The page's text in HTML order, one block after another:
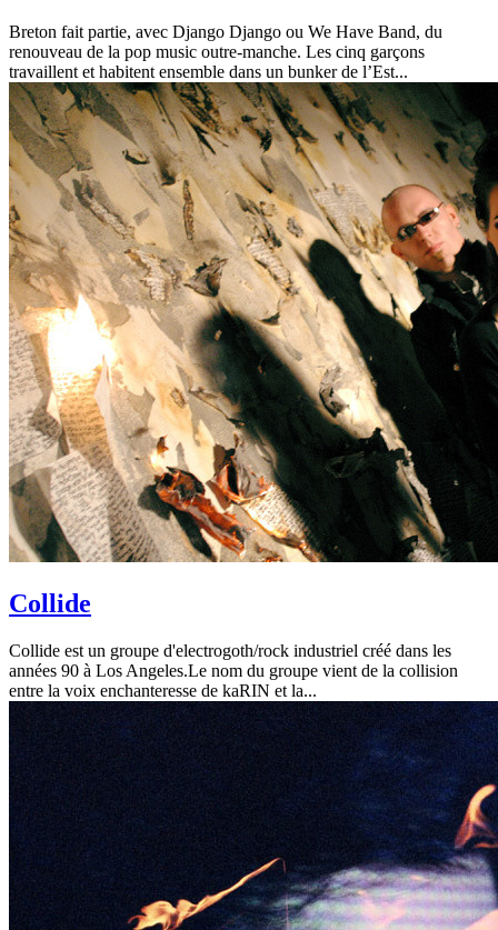
Breton fait partie, avec Django Django ou We Have Band, du
renouveau de la pop music outre-manche. Les cinq garçons
travaillent et habitent ensemble dans un bunker de l’Est...
Collide
Collide est un groupe d'electrogoth/rock industriel créé dans les
années 90 à Los Angeles.Le nom du groupe vient de la collision
entre la voix enchanteresse de kaRIN et la...